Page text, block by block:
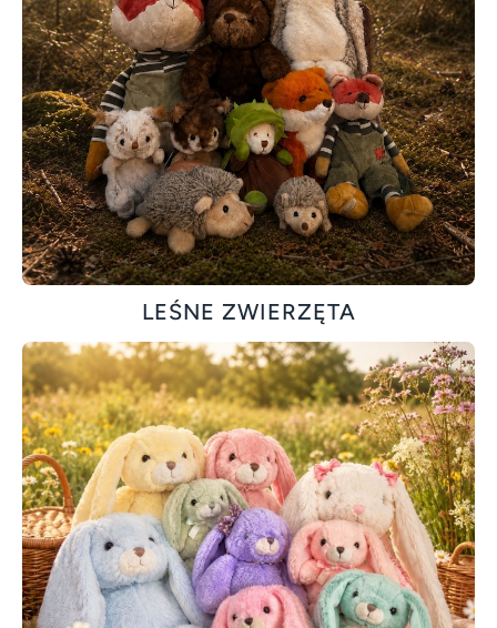
LEŚNE ZWIERZĘTA